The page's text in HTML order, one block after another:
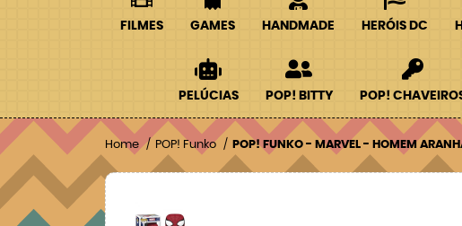
FILMES GAMES HANDMADE HERÓIS DC
PELÚCIAS POP! BITTY POP!
Home POP! Funko POP! FUNKO - MARVEL - HOMEM